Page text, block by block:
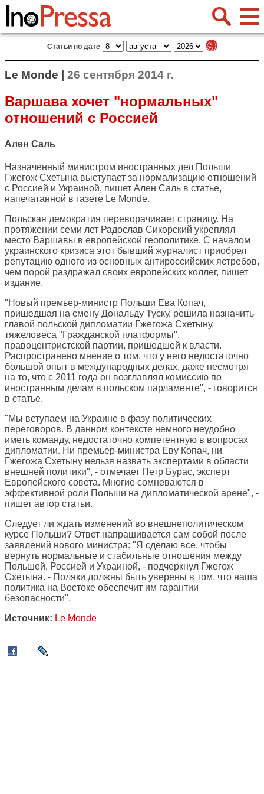
Статьи по дате
Le Monde | 26 сентября 2014 г.
Варшава хочет "нормальных"
отношений с Россией
Ален Саль
Назначенный министром иностранных дел Польши
Гжегож Схетына выступает за нормализацию отношений
с Россией и Украиной, пишет Ален Саль в статье,
напечатанной в газете Le Monde.
Польская демократия переворачивает страницу. На
протяжении семи лет Радослав Сикорский укреплял
место Варшавы в европейской геополитике. С началом
украинского кризиса этот бывший журналист приобрел
репутацию одного из основных антироссийских ястребов,
чем порой раздражал своих европейских коллег, пишет
издание.
"Новый премьер-министр Польши Ева Копач,
пришедшая на смену Дональду Туску, решила назначить
главой польской дипломатии Гжегожа Схетыну,
тяжеловеса "Гражданской платформы",
правоцентристской партии, пришедшей к власти.
Распространено мнение о том, что у него недостаточно
большой опыт в международных делах, даже несмотря
на то, что с 2011 года он возглавлял комиссию по
иностранным делам в польском парламенте", - говорится
в статье.
"Мы вступаем на Украине в фазу политических
переговоров. В данном контексте немного неудобно
иметь команду, недостаточно компетентную в вопросах
дипломатии. Ни премьер-министра Еву Копач, ни
Гжегожа Схетыну нельзя назвать экспертами в области
внешней политики", - отмечает Петр Бурас, эксперт
Европейского совета. Многие сомневаются в
эффективной роли Польши на дипломатической арене", -
пишет автор статьи.
Следует ли ждать изменений во внешнеполитическом
курсе Польши? Ответ напрашивается сам собой после
заявлений нового министра: "Я сделаю все, чтобы
вернуть нормальные и стабильные отношения между
Польшей, Россией и Украиной, - подчеркнул Гжегож
Схетына. - Поляки должны быть уверены в том, что наша
политика на Востоке обеспечит им гарантии
безопасности".
Источник: Le Monde